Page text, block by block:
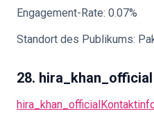
Engagement-Rate: 0.07%
Standort des Publikums:
28. hira_khan_official
hira_khan_official